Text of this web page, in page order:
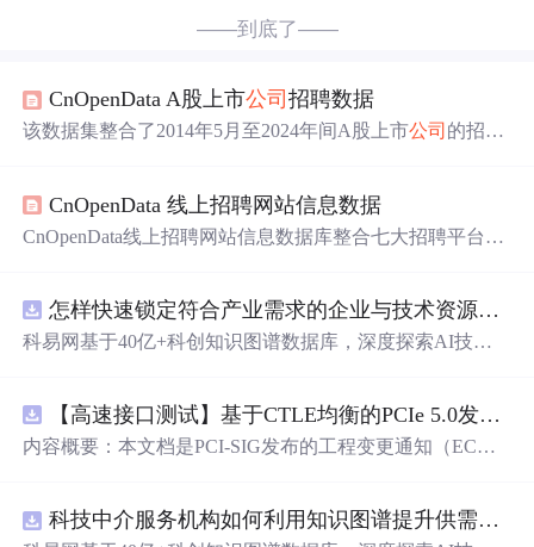
——到底了——
CnOpenData A股上市公司招聘数据
该数据集整合了2014年5月至2024年间A股上市公司 的招聘
渠道（含精确/模糊/模块匹配），支持就业趋势、人力资本
配置及企业行为等实证研究，年度更新，已应用于会计、
CnOpenData 线上招聘网站信息数据
CnOpenData线上招聘网站信息数据库整合七大招聘平台数
小企业就业研究。数据具多源性、长时序、高频更新与文
本挖掘潜力，广泛应用于劳动经济学、教育政策与企业HR
怎样快速锁定符合产业需求的企业与技术资源？.docx
科易网基于40亿+科创知识图谱数据库，深度探索AI技术
新领域的AI+数智化解决方案，推动科技创新与产业创新
智能化发展。
【高速接口测试】基于CTLE均衡的PCIe 5.0发射机抖动测量方法：32 GT/s速率下精确评估硅基抖动分量的技术方案
内容概要：本文档是PCI-SIG发布的工程变更通知（EC
式”替代原有的S参数去嵌入法，通过在被测通道应用基于
科技中介服务机构如何利用知识图谱提升供需匹配精准度？.docx